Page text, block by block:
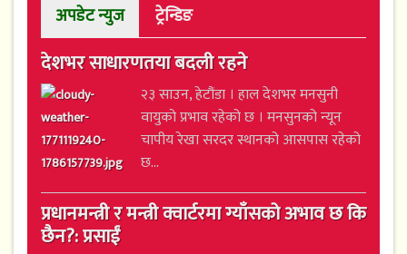
अपडेट न्युज ट्रेन्डिङ
देशभर साधारणतया बदली रहने
२३ साउन, हेटौंडा । हाल देशभर मनसुनी
वायुको प्रभाव रहेको छ । मनसुनको न्यून
चापीय रेखा सरदर स्थानको आसपास रहेको
छ...
प्रधानमन्त्री र मन्त्री क्वार्टरमा ग्याँसको अभाव छ कि
छैन?: प्रसाईं